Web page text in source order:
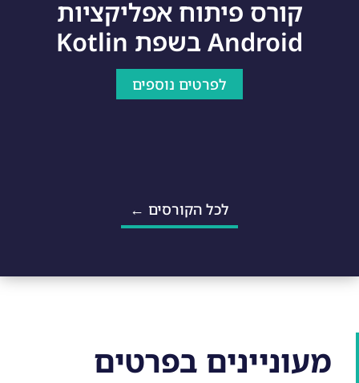
קורס פיתוח אפליקציות
Android בשפת Kotlin
לפרטים נוספים
לכל הקורסים ←
מעוניינים בפרטים